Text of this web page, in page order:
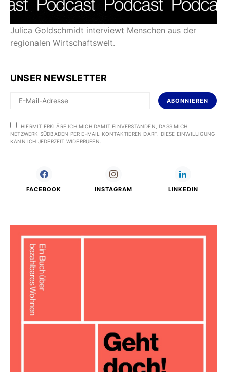
Julica Goldschmidt interviewt Menschen aus der
regionalen Wirtschaftswelt.
UNSER NEWSLETTER
ABONNIEREN
HIERMIT ERKLÄRE ICH MICH DAMIT EINVERSTANDEN, DASS MICH
NETZWERK SÜDBADEN PER E-MAIL KONTAKTIEREN DARF. DIESE EINWILLIGUNG
KANN ICH JEDERZEIT WIDERRUFEN.
FACEBOOK INSTAGRAM LINKEDIN